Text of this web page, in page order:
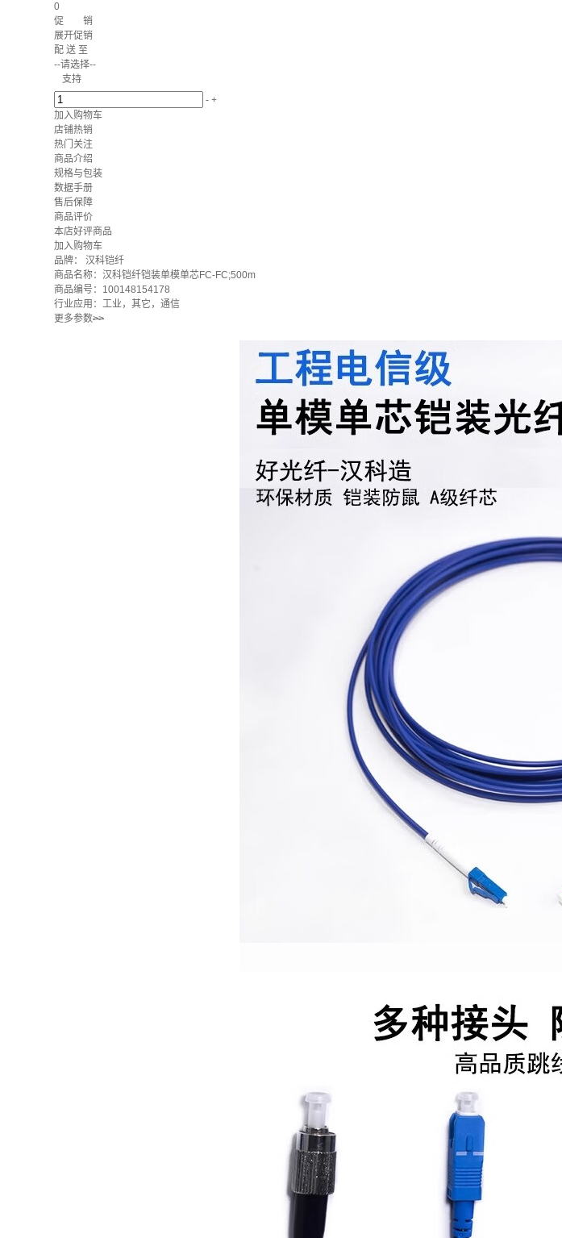
0
促 销
展开促销
配 送 至
--请选择--
支持
- +
加入购物车
店铺热销
热门关注
商品介绍
规格与包装
数据手册
售后保障
商品评价
本店好评商品
加入购物车
品牌： 汉科铠纤
商品名称：汉科铠纤铠装单模单芯FC-FC;500m
商品编号：100148154178
行业应用：工业，其它，通信
更多参数>>